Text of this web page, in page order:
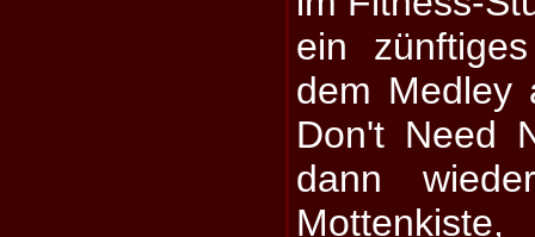
ein
dem Medley
Don't Need
dann